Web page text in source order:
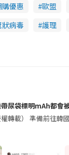
購優惠 歐盟
狀病毒 護理
尿袋標明mAh都會
權轉載） 準備前往